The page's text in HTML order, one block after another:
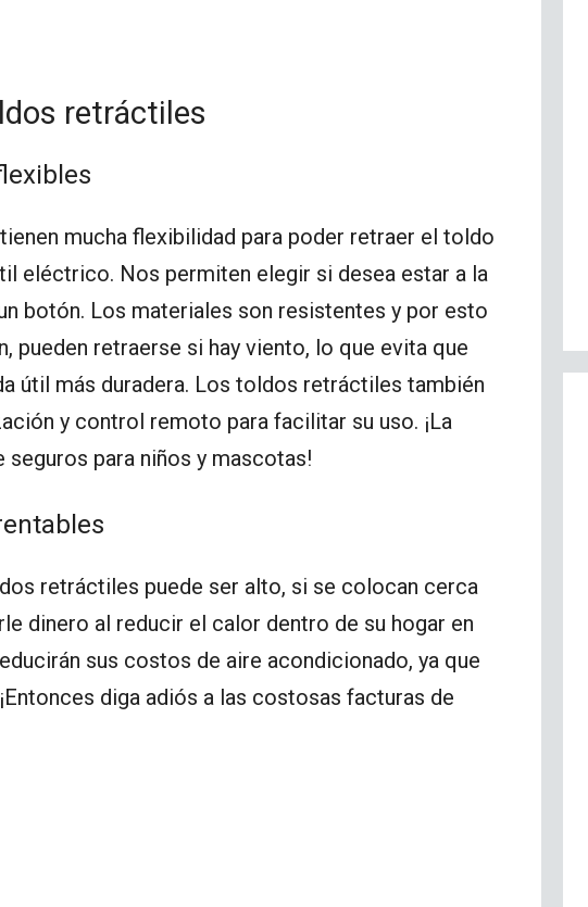
retráctiles
mucha flexibilidad para poder retraer el toldo
eléctrico. Nos permiten elegir si desea estar a la
botón. Los materiales son resistentes y por esto
pueden retraerse si hay viento, lo que evita que
útil más duradera. Los toldos retráctiles también
y control remoto para facilitar su uso. ¡La
para niños y mascotas!
retráctiles puede ser alto, si se colocan cerca
dinero al reducir el calor dentro de su hogar en
sus costos de aire acondicionado, ya que
diga adiós a las costosas facturas de